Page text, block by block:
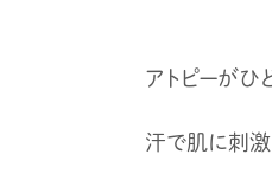
アトピーがひ
汗で肌に刺激